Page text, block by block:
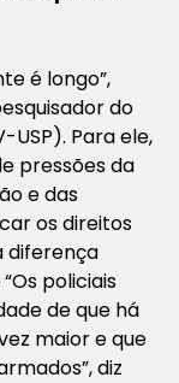
é longo”,
do
USP). Para ele,
pressões da
e das
os direitos
diferença
policiais
de que há
maior e que
diz